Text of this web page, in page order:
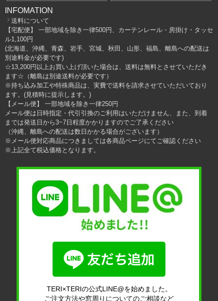
INFOMATION
送料について
【宅配便】 一部地域を除き一律500円、カーテンレール・房掛け・タッセ
ル1,100円
(北海道、沖縄、青森、岩手、宮城、秋田、山形、福島、離島への配送は
別途料金が必要です)
☆13,200円以上お買い上げ頂いた場合は、送料は無料とさせていただき
ます☆（離島は別途送料が必要です）
※持ち込み加工や特殊商品は、実費で送料を請求させていただいており
ます。(見積時に提示します。)
【メール便】 一部地域を除き一律250円
メール便は日時指定・代引引換のご利用はいただけません、また、到着
までは発送日から3~7日程度かかりますのでご了承ください
（沖縄、離島への配送は数日かかる場合がございます）
※メール便対応商品につきましては各商品ページにてご確認ください
※上記全て税込価格となります。
TERI×TERIの公式LINE@を始めました。
ご注文方法や窓周りについてのご相談など